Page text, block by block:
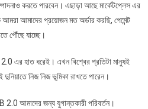
করতে পারবেন। এছাড়া আছে মার্কেটপ্লেস এর
আমরা আমাদের প্রয়োজন মত অর্ডার করছি, পেমেন্ট
পৌঁছে যাচ্ছে।
এর হাত ধরেই। এখন বিশ্বের প্রতিটা মানুষই
দুনিয়াতে নিজ নিজ ভূমিকা রাখতে পারেন।
2.0 আমাদের জন্য যুগান্তকারী পরিবর্তন।